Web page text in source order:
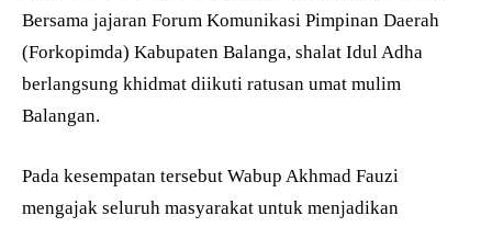
Bersama jajaran Forum Komunikasi Pimpinan Daerah
(Forkopimda) Kabupaten Balanga, shalat Idul Adha
berlangsung khidmat diikuti ratusan umat mulim
Balangan.
Pada kesempatan tersebut Wabup Akhmad Fauzi
mengajak seluruh masyarakat untuk menjadikan